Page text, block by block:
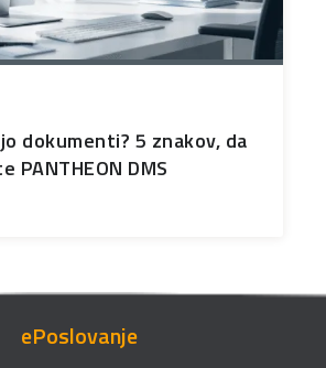
dokumenti? 5 znakov, da
PANTHEON DMS
ePoslovanje